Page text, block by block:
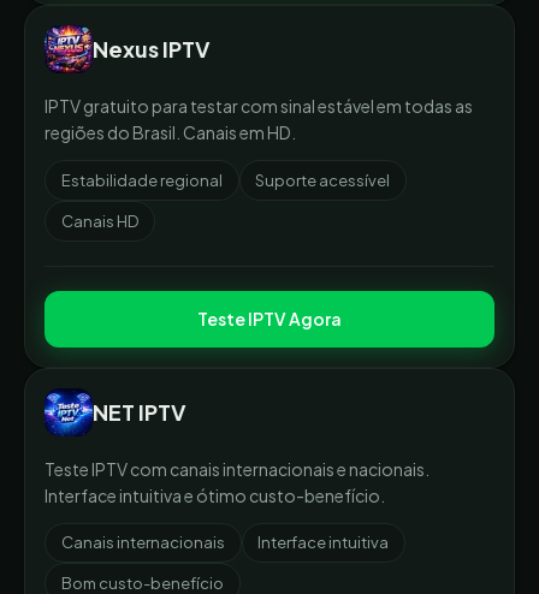
Nexus IPTV
IPTV gratuito para testar com sinal estável em todas as
regiões do Brasil. Canais em HD.
Estabilidade regional Suporte acessível
Canais HD
Teste IPTV Agora
NET IPTV
Teste IPTV com canais internacionais e nacionais.
Interface intuitiva e ótimo custo-benefício.
Canais internacionais Interface intuitiva
Bom custo-benefício